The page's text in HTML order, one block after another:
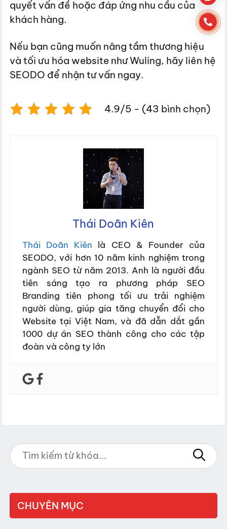
quyết vấn đề hoặc đáp ứng nhu cầu của
khách hàng.
Nếu bạn cũng muốn nâng tầm thương hiệu
và tối ưu hóa website như Wuling, hãy liên hệ
SEODO để nhận tư vấn ngay.
4.9/5 - (43 bình chọn)
Thái Doãn Kiên
Thái Doãn Kiên là CEO & Founder của
SEODO, với hơn 10 năm kinh nghiệm trong
ngành SEO từ năm 2013. Anh là người đầu
tiên sáng tạo ra phương pháp SEO
Branding tiên phong tối ưu trải nghiệm
người dùng, giúp gia tăng chuyển đổi cho
Website tại Việt Nam, và đã dẫn dắt gần
1000 dự án SEO thành công cho các tập
đoàn và công ty lớn
CHUYÊN MỤC